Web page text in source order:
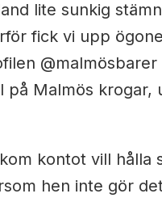
lite sunkig
fick vi upp
@malmösbarer
på Malmös krogar,
kontot vill hålla
hen inte gör